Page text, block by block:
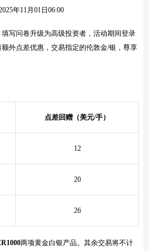
年11月 01日 06:00
写问卷升级为高级投资者，活动期间登录
外点差优惠，交易指定的伦敦金/银，尊享
点差回赠（美元/手）
12
20
26
两项黄金白银产品。其余交易将不计